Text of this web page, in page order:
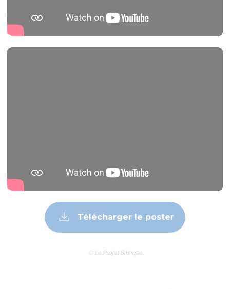
Télécharger le poster
© Le Projet Biblique